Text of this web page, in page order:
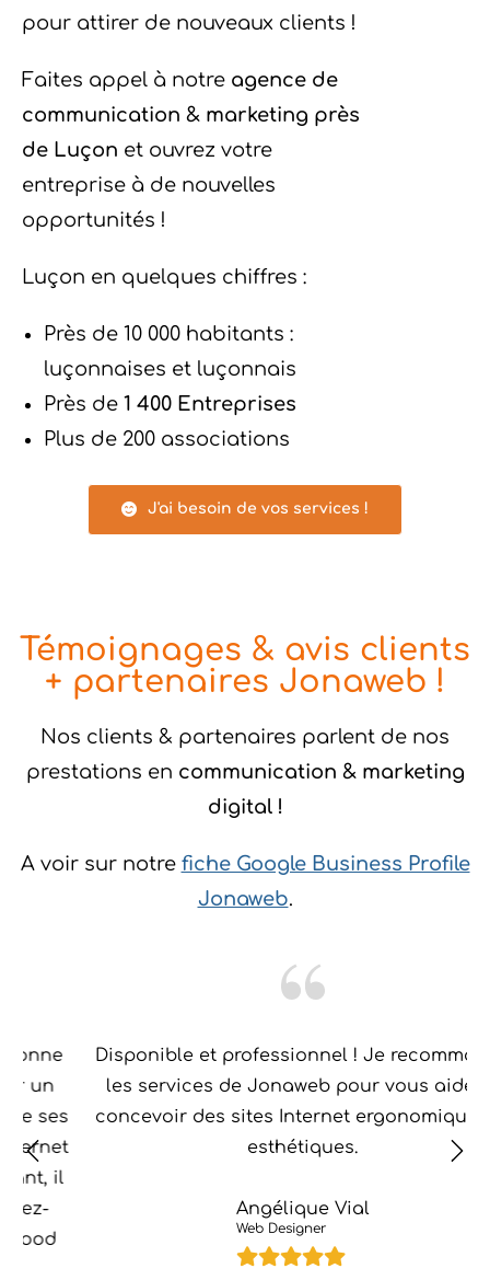
pour attirer de nouveaux clients !
Faites appel à notre agence de
communication & marketing près
de Luçon et ouvrez votre
entreprise à de nouvelles
opportunités !
Luçon en quelques chiffres :
Près de 10 000 habitants :
luçonnaises et luçonnais
Près de 1 400 Entreprises
Plus de 200 associations
J'ai besoin de vos services !
Témoignages & avis clients
+ partenaires Jonaweb !
Nos clients & partenaires parlent de nos
prestations en communication & marketing
digital !
A voir sur notre fiche Google Business Profile
Jonaweb.
Disponible et professionnel ! Je recommande
les services de Jonaweb pour vous aider à
concevoir des sites Internet ergonomiques et
esthétiques.
Angélique Vial
Web Designer